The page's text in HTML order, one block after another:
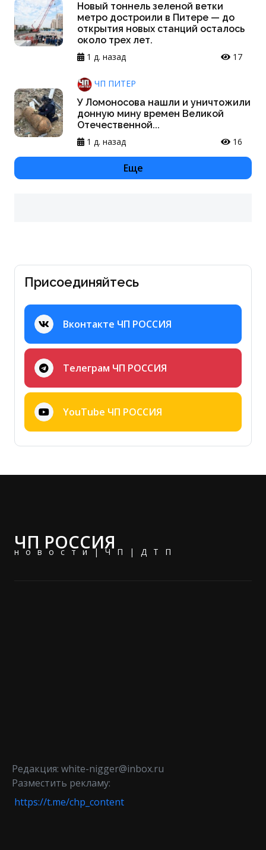
Новый тоннель зеленой ветки
метро достроили в Питере — до
открытия новых станций осталось
около трех лет.
1 д. назад
17
ЧП ПИТЕР
У Ломоносова нашли и уничтожили
донную мину времен Великой
Отечественной...
1 д. назад
16
Еще
Присоединяйтесь
Вконтакте ЧП РОССИЯ
Телеграм ЧП РОССИЯ
YouTube ЧП РОССИЯ
ЧП РОССИЯ
новости|ЧП|ДТП
Редакция: white-nigger@inbox.ru
Разместить рекламу:
https://t.me/chp_content